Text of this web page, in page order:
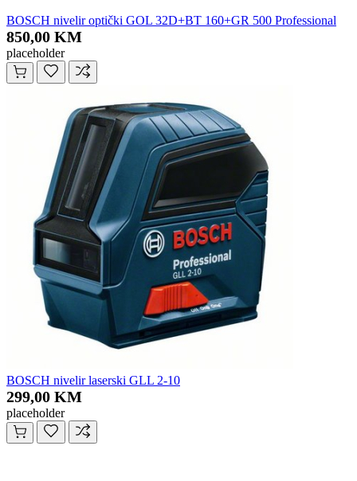
BOSCH nivelir optički GOL 32D+BT 160+GR 500 Professional
850,00 KM
placeholder
BOSCH nivelir laserski GLL 2-10
299,00 KM
placeholder